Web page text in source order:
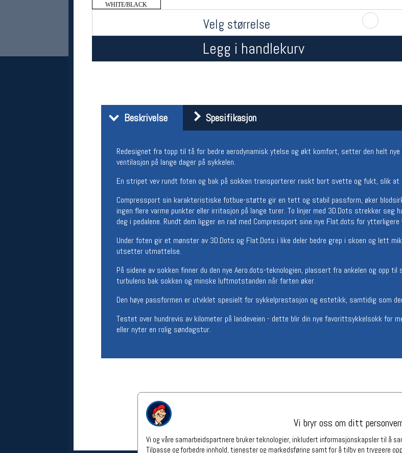
WHITE/BLACK
Velg størrelse
Legg i handlekurv
Beskrivelse Spesifikasjon
Redesignet fra topp til tå for bedre aerodynamisk ytelse og økt komfort, setter den helt
ventilasjon på lange dager på sykkelen.
En stripet vev rundt foten og bak på sokken transporterer raskt bort svette og fukt, slik
Compressport sin karakteristiske fotbue-støtte gir en tett og stabil passform, øker
ingen flere varme punkter eller irritasjon på lange turer. To linjer med 3D.Dots strekker
deg i pedalene. Rundt dem ligger en rad med Compressport sine nye Flat.dots for ytterligere
Under foten gir et mønster av 3D.Dots og Flat.Dots i like deler bedre grep i skoen og lett
utsetter utmattelse.
På sidene av sokken finner du den nye Aero.dots-teknologien, plassert fra ankelen og opp
turbulens bak sokken og minske luftmotstanden når farten øker.
Den høye passformen er utviklet spesielt for sykkelprestasjon og estetikk, samtidig som
Testet over hundrevis av kilometer på landeveien - dette blir din nye favorittsykkelsokk
eller nyter en rolig søndagstur.
Vi bryr oss om ditt
Vi og våre samarbeidspartnere bruker teknologier, inkludert informasjonskapsler til å
Tilpasse og forbedre innhold, tjenester og markedsføring samt for å tilby en tryggere
Her finner du oss
0183 Oslo
Telefon: 23 32 62 00
Vis i kart
Kontakt oss
Man-Fredag:
11-18
Åpningstider verkstedet
Man-Fredag:
Om verkstedet
For å bestille time må du logge inn i
nederste blå linjen
Betingelser
Informasjonskapsler
Bærekraft
Følg oss på